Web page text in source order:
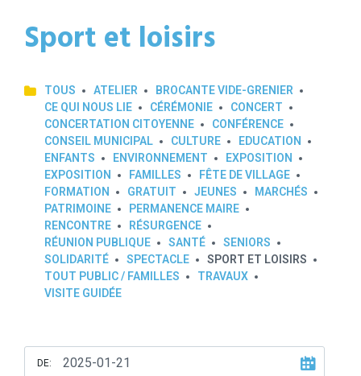
Sport et loisirs
TOUS ATELIER
BROCANTE VIDE-GRENIER
CE QUI NOUS LIE
CÉRÉMONIE
CONCERT
CONCERTATION CITOYENNE
CONFÉRENCE
CONSEIL MUNICIPAL
CULTURE
EDUCATION
ENFANTS
ENVIRONNEMENT
EXPOSITION
EXPOSITION
FAMILLES
FÊTE DE VILLAGE
FORMATION
GRATUIT JEUNES
MARCHÉS
PATRIMOINE
PERMANENCE MAIRE
RENCONTRE
RÉSURGENCE
RÉUNION PUBLIQUE
SANTÉ
SENIORS
SOLIDARITÉ
SPECTACLE
SPORT ET LOISIRS
TOUT PUBLIC / FAMILLES
TRAVAUX
VISITE GUIDÉE
DE: